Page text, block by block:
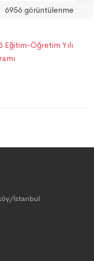
6956 görüntülenme
Öğretim Yılı
İstanbul